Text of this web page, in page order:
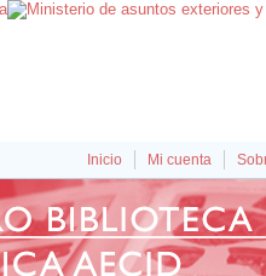
Inicio Mi cuenta